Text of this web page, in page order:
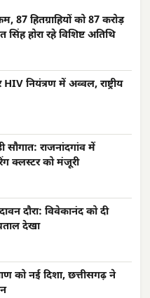
87 हितग्राहियों को 87 करोड़
होरा रहे विशिष्ट अतिथि
नियंत्रण में अव्वल, राष्ट्रीय
सौगात: राजनांदगांव में
क्लस्टर को मंजूरी
दौरा: विवेकानंद को दी
देखा
को नई दिशा, छत्तीसगढ़ ने